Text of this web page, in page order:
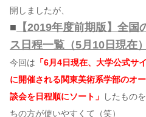
開しましたが、
■ 【2019年度前期版】全
ス日程一覧（5月10日現在
今回は 「6月4日現在、大学公式サ
に開催される関東美術系学部のオ
談会を日程順にソート」
したもの
ちの方が使いやすくて（笑）
運営会社
お問い合わせ